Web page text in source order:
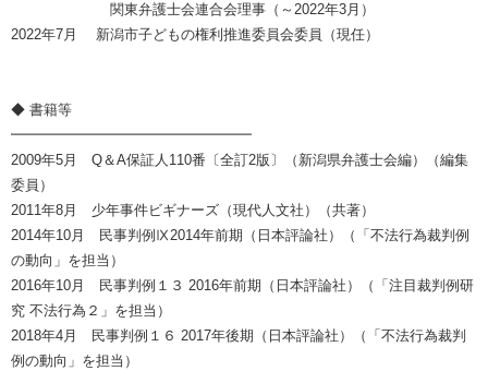
関東弁護士会連合会理事（～2022年3月）
2022年7月 新潟市子どもの権利推進委員会委員（現任）
◆ 書籍等
━━━━━━━━━━━━━━━━━
2009年5月 Q＆A保証人110番〔全訂2版〕（新潟県弁護士会編）（編集
委員）
2011年8月 少年事件ビギナーズ（現代人文社）（共著）
2014年10月 民事判例Ⅸ2014年前期（日本評論社）（「不法行為裁判例
の動向」を担当）
2016年10月 民事判例１３ 2016年前期（日本評論社）（「注目裁判例研
究 不法行為２」を担当）
2018年4月 民事判例１６ 2017年後期（日本評論社）（「不法行為裁判
例の動向」を担当）